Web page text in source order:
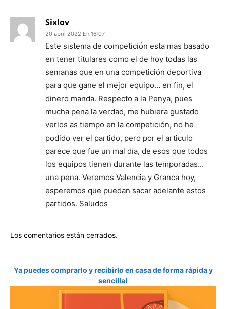
Sixlov
20 abril 2022 En 16:07
Este sistema de competición esta mas basado
en tener titulares como el de hoy todas las
semanas que en una competición deportiva
para que gane el mejor equipo… en fin, el
dinero manda. Respecto a la Penya, pues
mucha pena la verdad, me hubiera gustado
verlos as tiempo en la competición, no he
podido ver el partido, pero por el articulo
parece que fue un mal día, de esos que todos
los equipos tienen durante las temporadas…
una pena. Veremos Valencia y Granca hoy,
esperemos que puedan sacar adelante estos
partidos. Saludos
Los comentarios están cerrados.
Ya puedes comprarlo y recibirlo en casa de forma rápida y
sencilla!